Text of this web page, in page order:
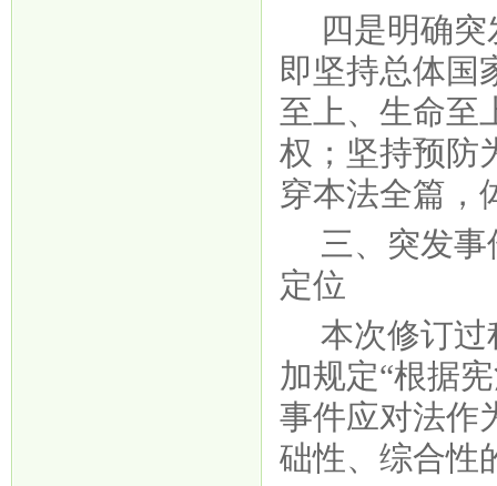
四是明确
即坚持总体国
至上、生命至
权；坚持预防
穿本法全篇，
三、突发
定位
本次修订
加规定“根据
事件应对法作
础性、综合性